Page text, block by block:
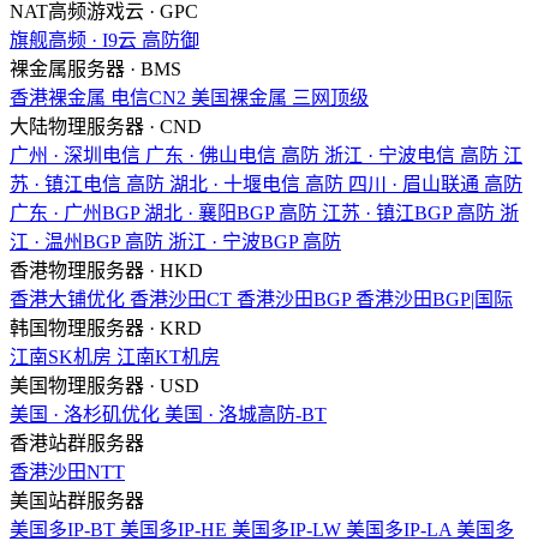
NAT高频游戏云 · GPC
旗舰高频 · I9云 高防御
裸金属服务器 · BMS
香港裸金属 电信CN2 美国裸金属 三网顶级
大陆物理服务器 · CND
广州 · 深圳电信 广东 · 佛山电信 高防 浙江 · 宁波电信 高防 江
苏 · 镇江电信 高防 湖北 · 十堰电信 高防 四川 · 眉山联通 高防
广东 · 广州BGP 湖北 · 襄阳BGP 高防 江苏 · 镇江BGP 高防 浙
江 · 温州BGP 高防 浙江 · 宁波BGP 高防
香港物理服务器 · HKD
香港大铺优化 香港沙田CT 香港沙田BGP 香港沙田BGP|国际
韩国物理服务器 · KRD
江南SK机房 江南KT机房
美国物理服务器 · USD
美国 · 洛杉矶优化 美国 · 洛城高防-BT
香港站群服务器
香港沙田NTT
美国站群服务器
美国多IP-BT 美国多IP-HE 美国多IP-LW 美国多IP-LA 美国多